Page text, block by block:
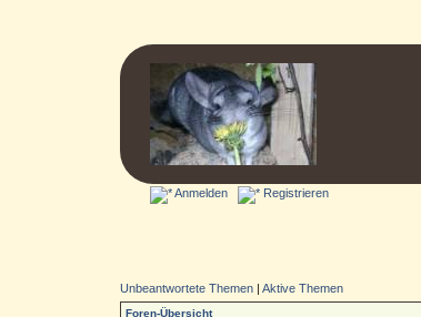
Anmelden Registrieren
Unbeantwortete Themen| Aktive Themen
Foren-Übersicht